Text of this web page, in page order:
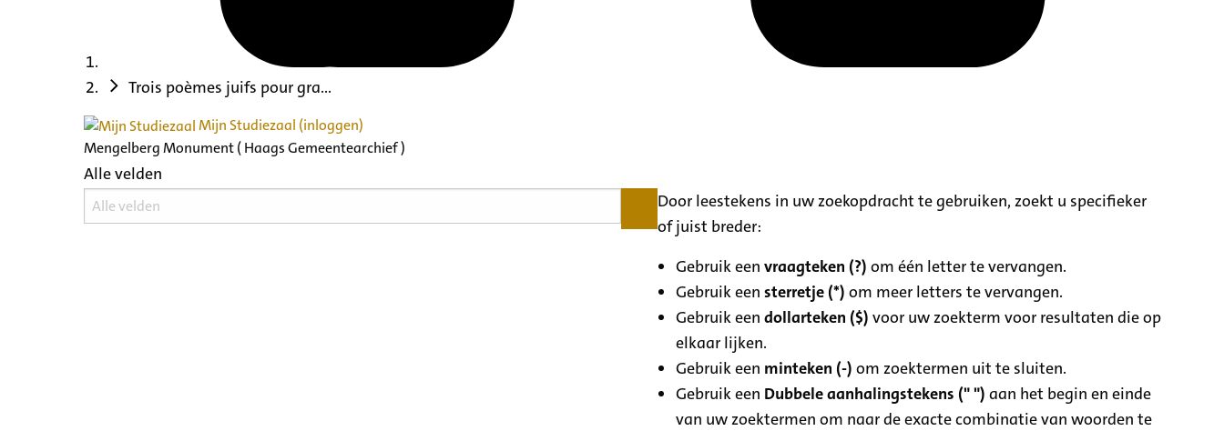
Trois poèmes juifs pour gra...
Mijn Studiezaal (inloggen)
Mengelberg Monument ( Haags Gemeentearchief )
Alle velden
Door leestekens in uw zoekopdracht te gebruiken, zoekt u specifieker
of juist breder:
Gebruik eenvraagteken (?) om één letter te vervangen.
Gebruik eensterretje (*) om meer letters te vervangen.
Gebruik eendollarteken ($) voor uw zoekterm voor resultaten die op
elkaar lijken.
Gebruik een minteken (-) om zoektermen uit te sluiten.
Gebruik een Dubbele aanhalingstekens (" ") aan het begin en einde
van uw zoektermen om naar de exacte combinatie van woorden te